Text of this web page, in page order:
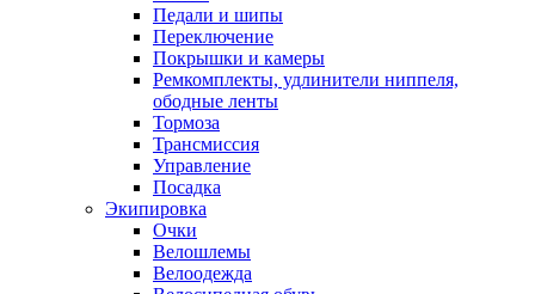
Педали и шипы
Переключение
Покрышки и камеры
Ремкомплекты, удлинители ниппеля,
ободные ленты
Тормоза
Трансмиссия
Управление
Посадка
Экипировка
Очки
Велошлемы
Велоодежда